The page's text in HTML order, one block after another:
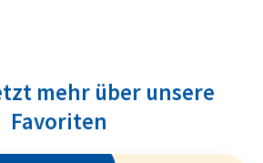
mehr über unsere
Favoriten